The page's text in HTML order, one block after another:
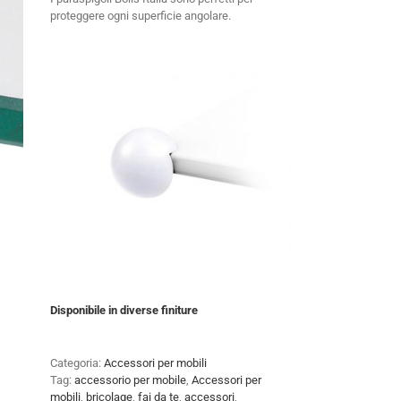
proteggere ogni superficie angolare.
Disponibile in diverse finiture
Categoria: Accessori per mobili
Tag: accessorio per mobile, Accessori per
mobili, bricolage, fai da te, accessori,